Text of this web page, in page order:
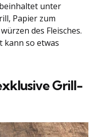
beinhaltet unter
Papier zum
des Fleisches.
kann so etwas
Grill-